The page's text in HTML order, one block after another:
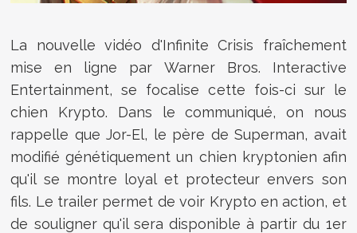
La nouvelle vidéo d'Infinite Crisis fraîchement
mise en ligne par Warner Bros. Interactive
Entertainment, se focalise cette fois-ci sur le
chien Krypto. Dans le communiqué, on nous
rappelle que Jor-El, le père de Superman, avait
modifié génétiquement un chien kryptonien afin
qu'il se montre loyal et protecteur envers son
fils. Le trailer permet de voir Krypto en action, et
de souligner qu'il sera disponible à partir du 1er